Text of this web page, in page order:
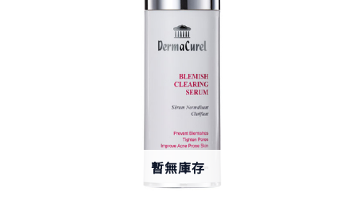
暫無庫存